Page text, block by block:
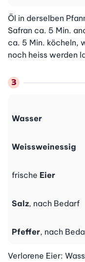
Öl in derselben
Safran ca. 5 Min.
ca. 5 Min. köcheln,
noch heiss werden
Wasser
Weissweinessig
frische Eier
Salz, nach Bedarf
Pfeffer, nach
Verlorene Eier: